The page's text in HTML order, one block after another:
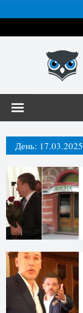
День: 17.03.2025